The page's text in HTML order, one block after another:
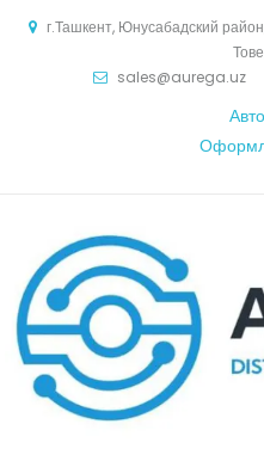
г.Ташкент, Юнусабадский
sales@aurega.uz